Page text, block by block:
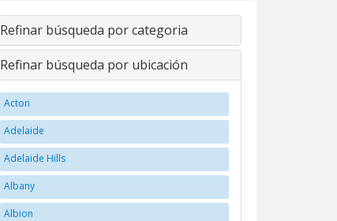
Refinar búsqueda por categoria
Refinar búsqueda por ubicación
Acton
Adelaide
Adelaide Hills
Albany
Albion